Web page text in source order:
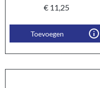
€11,25
Toevoegen